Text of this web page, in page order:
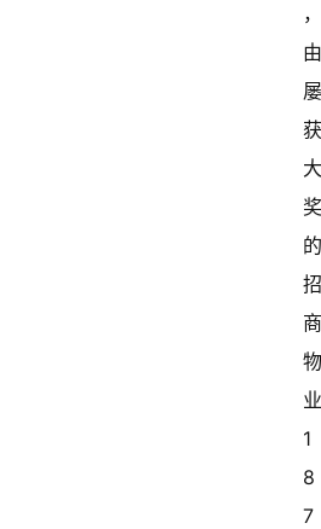
，
由
屡
获
大
奖
的
招
商
物
业
1
8
7